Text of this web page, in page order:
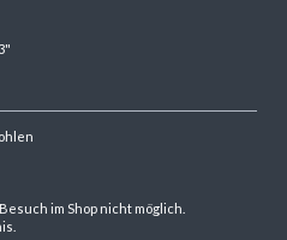
im Shop nicht möglich.